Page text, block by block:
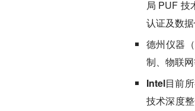
局 PUF 技
认证及数据
德州仪器
制、物联
Intel目前
技术深度